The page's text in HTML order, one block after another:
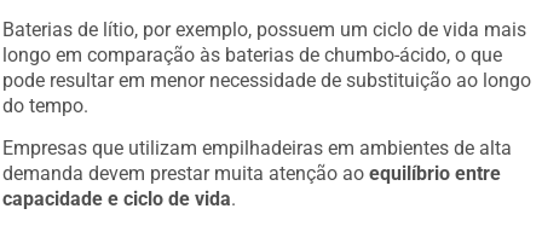
Baterias de lítio, por exemplo, possuem um ciclo de vida mais
longo em comparação às baterias de chumbo-ácido, o que
pode resultar em menor necessidade de substituição ao longo
do tempo.
Empresas que utilizam empilhadeiras em ambientes de alta
demanda devem prestar muita atenção aoequilíbrio entre
capacidade e ciclo de vida.